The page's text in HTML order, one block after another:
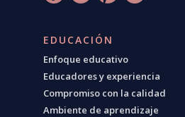
EDUCACIÓN
Enfoque educativo
Educadores y experiencia
Compromiso con la calidad
Ambiente de aprendizaje